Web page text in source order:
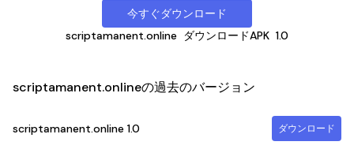
今すぐダウンロード
scriptamanent.online ダウンロードAPK 1.0
scriptamanent.onlineの過去のバージョン
scriptamanent.online 1.0 ダウンロード